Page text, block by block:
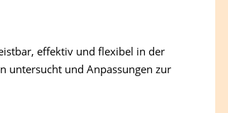
effektiv und flexibel in der
untersucht und Anpassungen zur